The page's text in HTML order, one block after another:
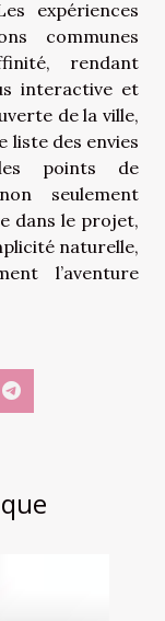
expériences
communes
rendant
interactive et
de la ville,
liste des envies
points de
seulement
dans le projet,
naturelle,
l’aventure